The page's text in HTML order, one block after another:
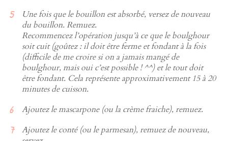
Une fois que le bouillon est absorbé, versez de nouveau
du bouillon. Remuez.
Recommencez l’opération jusqu’à ce que le boulghour
soit cuit (goûtez : il doit être ferme et fondant à la fois
(difficile de me croire si on a jamais mangé de
boulghour, mais oui c’est possible ! ^^) et le tout doit
être fondant. Cela représente approximativement 15 à 20
minutes de cuisson.
Ajoutez le mascarpone (ou la crème fraiche), remuez.
Ajoutez le conté (ou le parmesan), remuez de nouveau,